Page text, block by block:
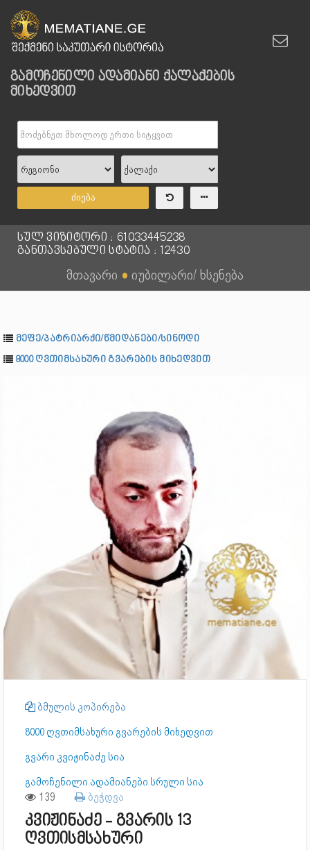
გამოჩენილი ადამიანი ქალაქების
მიხედვით
ძიება
სულ ვიზიტორი : 61033445238
განთავსებული სტატია : 12430
მთავარი ● იუბილარი/ ხსენება
მეფე/პატრიარქი/წმიდანები/სინოდი
8000 ღვთიმსახური გვარების მიხედვით
ბმულის კოპირება
8000 ღვთიმსახური გვარების მიხედვით
გვარი კვიჟინაძე სია
გამოჩენილი ადამიანები სრული სია
139 ბეჭდვა
კვიჟინაძე - გვარის 13
ღვთისმსახური